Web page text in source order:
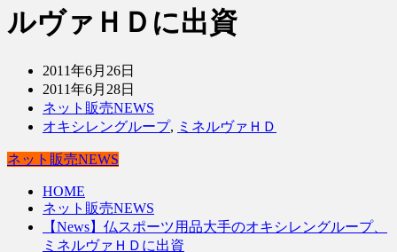
ルヴァＨＤに出資
2011年6月26日
2011年6月28日
ネット販売NEWS
オキシレングループ, ミネルヴァＨＤ
ネット販売NEWS
HOME
ネット販売NEWS
【News】仏スポーツ用品大手のオキシレングループ、
ミネルヴァＨＤに出資